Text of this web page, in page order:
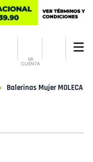
MI
CUENTA
Balerinas Mujer MOLECA